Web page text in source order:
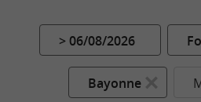
> 06/08/2026
Bayonne